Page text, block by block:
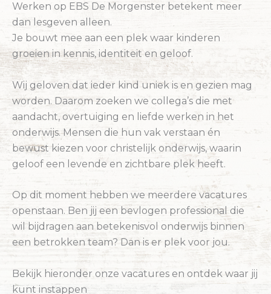
Werken op EBS De Morgenster betekent meer
dan lesgeven alleen.
Je bouwt mee aan een plek waar kinderen
groeien in kennis, identiteit en geloof.
Wij geloven dat ieder kind uniek is en gezien mag
worden. Daarom zoeken we collega’s die met
aandacht, overtuiging en liefde werken in het
onderwijs. Mensen die hun vak verstaan én
bewust kiezen voor christelijk onderwijs, waarin
geloof een levende en zichtbare plek heeft.
Op dit moment hebben we meerdere vacatures
openstaan. Ben jij een bevlogen professional die
wil bijdragen aan betekenisvol onderwijs binnen
een betrokken team? Dan is er plek voor jou.
Bekijk hieronder onze vacatures en ontdek waar jij
kunt instappen